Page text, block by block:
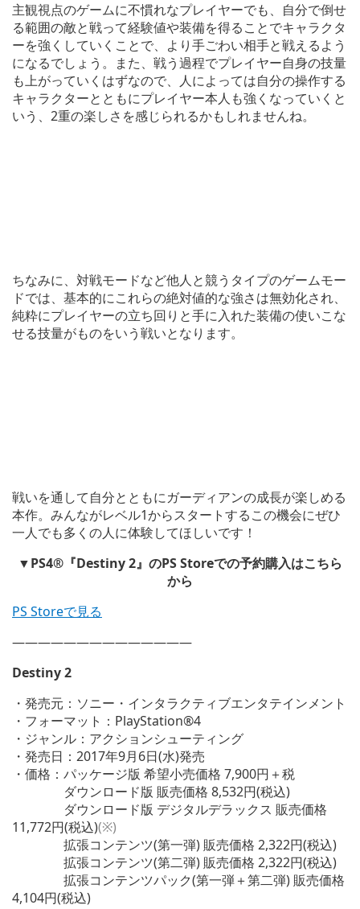
主観視点のゲームに不慣れなプレイヤーでも、自分で倒せ
る範囲の敵と戦って経験値や装備を得ることでキャラクタ
ーを強くしていくことで、より手ごわい相手と戦えるよう
になるでしょう。また、戦う過程でプレイヤー自身の技量
も上がっていくはずなので、人によっては自分の操作する
キャラクターとともにプレイヤー本人も強くなっていくと
いう、2重の楽しさを感じられるかもしれませんね。
ちなみに、対戦モードなど他人と競うタイプのゲームモー
ドでは、基本的にこれらの絶対値的な強さは無効化され、
純粋にプレイヤーの立ち回りと手に入れた装備の使いこな
せる技量がものをいう戦いとなります。
戦いを通して自分とともにガーディアンの成長が楽しめる
本作。みんながレベル1からスタートするこの機会にぜひ
一人でも多くの人に体験してほしいです！
▼PS4®『Destiny 2』のPS Storeでの予約購入はこちら
から
PS Storeで見る
——————————————
Destiny 2
・発売元：ソニー・インタラクティブエンタテインメント
・フォーマット：PlayStation®4
・ジャンル：アクションシューティング
・発売日：2017年9月6日(水)発売
・価格：パッケージ版 希望小売価格 7,900円＋税
ダウンロード版 販売価格 8,532円(税込)
ダウンロード版 デジタルデラックス 販売価格
11,772円(税込)(※)
拡張コンテンツ(第一弾) 販売価格 2,322円(税込)
拡張コンテンツ(第二弾) 販売価格 2,322円(税込)
拡張コンテンツパック(第一弾＋第二弾) 販売価格
4,104円(税込)